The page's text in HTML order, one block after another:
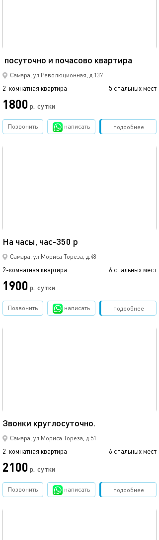
посуточно и почасово квартира
Самара, ул.Революционная, д.137
2-комнатная квартира 5 спальных мест
1800 р. сутки
подробнее
Позвонить написать Забронировать
На часы, час-350 р
Самара, ул.Мориса Тореза, д.48
2-комнатная квартира 6 спальных мест
1900 р. сутки
подробнее
Позвонить написать Забронировать
Звонки круглосуточно.
Самара, ул.Мориса Тореза, д.51
2-комнатная квартира 6 спальных мест
2100 р. сутки
подробнее
Позвонить написать Забронировать